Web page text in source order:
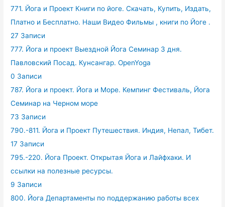
771. Йога и Проект Книги по йоге. Скачать, Купить, Издать,
Платно и Бесплатно. Наши Видео Фильмы , книги по Йоге .
27 Записи
777. Йога и проект Выездной Йога Семинар 3 дня.
Павловский Посад. Кунсангар. OpenYoga
0 Записи
787. Йога и проект. Йога и Море. Кемпинг Фестиваль, Йога
Семинар на Черном море
73 Записи
790.-811. Йога и Проект Путешествия. Индия, Непал, Тибет.
17 Записи
795.-220. Йога Проект. Открытая Йога и Лайфхаки. И
ссылки на полезные ресурсы.
9 Записи
800. Йога Департаменты по поддержанию работы всех